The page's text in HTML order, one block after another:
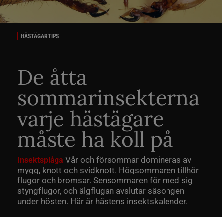
HÄSTÄGARTIPS
De åtta
sommarinsekterna
varje hästägare
måste ha koll på
Insektsplåga Vår och försommar domineras av
mygg, knott och svidknott. Högsommaren tillhör
flugor och bromsar. Sensommaren för med sig
styngflugor, och älgflugan avslutar säsongen
under hösten. Här är hästens insektskalender.